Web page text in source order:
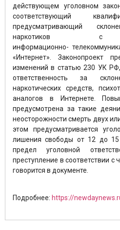
действующем уголовном
соответствующий
предусматривающий
наркотиков с
информационно-
«Интернет». Законопроект
изменений в статью 230 УК
ответственность за
наркотических средств,
аналогов в Интернете.
предусмотрена за такие
неосторожности смерть двух
этом предусматривается
лишения свободы от 12 до 15
предел уголовной
преступление в соответствии с
говорится в документе.
Подробнее: https://